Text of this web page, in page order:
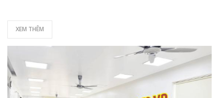
XEM THÊM